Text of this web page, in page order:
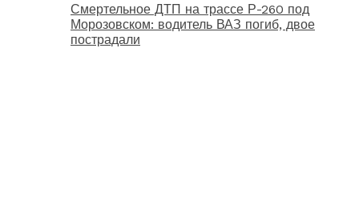
Смертельное ДТП на трассе Р-260 под
Морозовском: водитель ВАЗ погиб, двое
пострадали